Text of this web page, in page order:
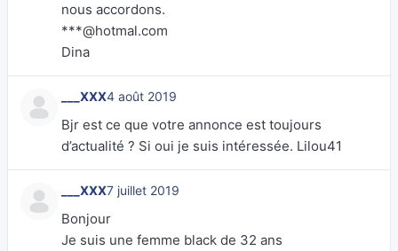
nous accordons.
***@hotmal.com
Dina
___XXX4 août 2019
Bjr est ce que votre annonce est toujours
d’actualité ? Si oui je suis intéressée. Lilou41
___XXX7 juillet 2019
Bonjour
Je suis une femme black de 32 ans